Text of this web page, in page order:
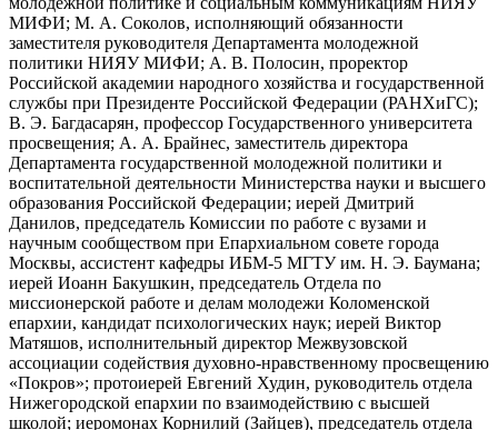
МИФИ; М. А. Соколов, исполняющий обязанности
заместителя руководителя Департамента молодежной
политики НИЯУ МИФИ; А. В. Полосин, проректор
Российской академии народного хозяйства и государственной
службы при Президенте Российской Федерации (РАНХиГС);
В. Э. Багдасарян, профессор Государственного университета
просвещения; А. А. Брайнес, заместитель директора
Департамента государственной молодежной политики и
воспитательной деятельности Министерства науки и высшего
образования Российской Федерации; иерей Дмитрий
Данилов, председатель Комиссии по работе с вузами и
научным сообществом при Епархиальном совете города
Москвы, ассистент кафедры ИБМ-5 МГТУ им. Н. Э. Баумана;
иерей Иоанн Бакушкин, председатель Отдела по
миссионерской работе и делам молодежи Коломенской
епархии, кандидат психологических наук; иерей Виктор
Матяшов, исполнительный директор Межвузовской
ассоциации содействия духовно-нравственному просвещению
«Покров»; протоиерей Евгений Худин, руководитель отдела
Нижегородской епархии по взаимодействию с высшей
школой; иеромонах Корнилий (Зайцев), председатель отдела